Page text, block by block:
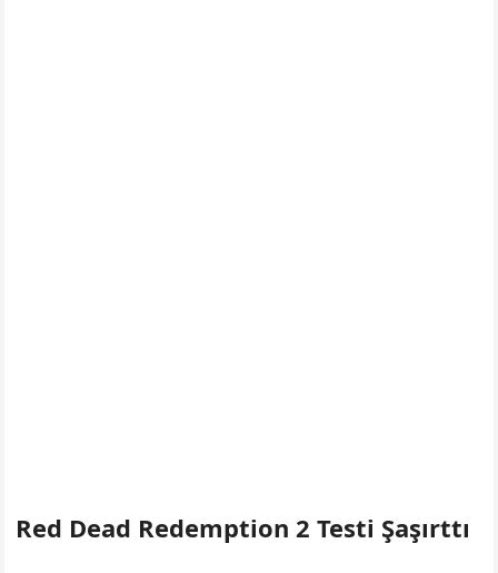
Red Dead Redemption 2 Testi Şaşırttı